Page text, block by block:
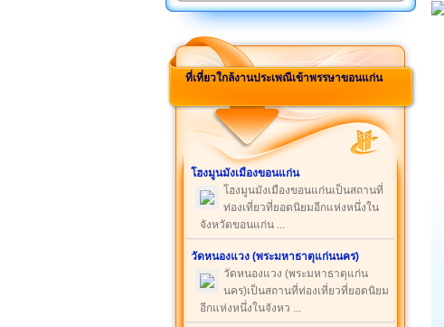
ที่เที่ยวใกล้งานประเพณีเข้าพรรษาขอนแก่น
โฮงมูนมังเมืองขอนแก่น
โฮงมูนมังเมืองขอนแก่นเป็นสถานที่
ท่องเที่ยวที่ยอดนิยมอีกแห่งหนึ่งใน
จังหวัดขอนแก่น ...
วัดหนองแวง (พระมหาธาตุแก่นนคร)
วัดหนองแวง (พระมหาธาตุแก่น
นคร)เป็นสถานที่ท่องเที่ยวที่ยอดนิยม
อีกแห่งหนึ่งในจังหว ...